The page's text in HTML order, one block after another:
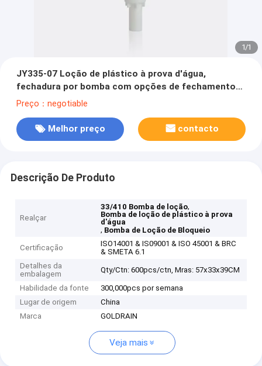
1/1
JY335-07 Loção de plástico à prova d'água,
fechadura por bomba com opções de fechamento
33/410
Preço：negotiable
Melhor preço contacto
Descrição De Produto
Realçar
33/410 Bomba de loção,
Bomba de loção de plástico à prova
d'água
, Bomba de Loção de Bloqueio
Certificação
ISO14001 & IS09001 & ISO 45001 & BRC
& SMETA 6.1
Detalhes da
embalagem
Qty/Ctn: 600pcs/ctn, Mras: 57x33x39CM
Habilidade da fonte
300,000pcs por semana
Lugar de origem
China
Marca
GOLDRAIN
Veja mais